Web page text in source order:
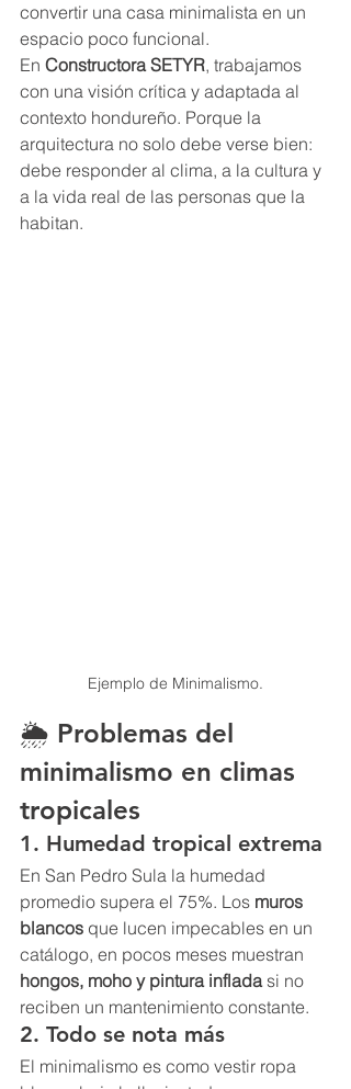
convertir una casa minimalista en un
espacio poco funcional.
En Constructora SETYR, trabajamos
con una visión crítica y adaptada al
contexto hondureño. Porque la
arquitectura no solo debe verse bien:
debe responder al clima, a la cultura y
a la vida real de las personas que la
habitan.
Ejemplo de Minimalismo.
🌦️ Problemas del
minimalismo en climas
tropicales
1. Humedad tropical extrema
En San Pedro Sula la humedad
promedio supera el 75%. Los muros
blancos que lucen impecables en un
catálogo, en pocos meses muestran
hongos, moho y pintura inflada si no
reciben un mantenimiento constante.
2. Todo se nota más
El minimalismo es como vestir ropa